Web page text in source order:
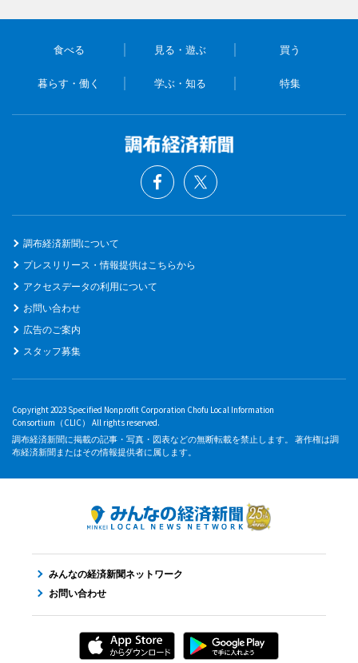
食べる 見る・遊ぶ 買う
暮らす・働く 学ぶ・知る 特集
調布経済新聞について
プレスリリース・情報提供はこちらから
アクセスデータの利用について
お問い合わせ
広告のご案内
スタッフ募集
Copyright 2023 Specified Nonprofit Corporation Chofu Local Information
Consortium（CLIC） All rights reserved.
調布経済新聞に掲載の記事・写真・図表などの無断転載を禁止します。 著作権は調
布経済新聞またはその情報提供者に属します。
みんなの経済新聞ネットワーク
お問い合わせ